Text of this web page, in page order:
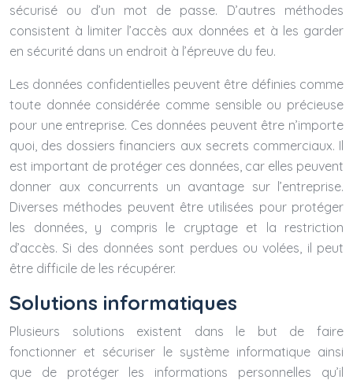
sécurisé ou d’un mot de passe. D’autres méthodes
consistent à limiter l’accès aux données et à les garder
en sécurité dans un endroit à l’épreuve du feu.
Les données confidentielles peuvent être définies comme
toute donnée considérée comme sensible ou précieuse
pour une entreprise. Ces données peuvent être n’importe
quoi, des dossiers financiers aux secrets commerciaux. Il
est important de protéger ces données, car elles peuvent
donner aux concurrents un avantage sur l’entreprise.
Diverses méthodes peuvent être utilisées pour protéger
les données, y compris le cryptage et la restriction
d’accès. Si des données sont perdues ou volées, il peut
être difficile de les récupérer.
Solutions informatiques
Plusieurs solutions existent dans le but de faire
fonctionner et sécuriser le système informatique ainsi
que de protéger les informations personnelles qu’il